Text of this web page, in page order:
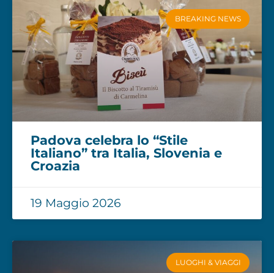
BREAKING NEWS
Padova celebra lo “Stile
Italiano” tra Italia, Slovenia e
Croazia
19 Maggio 2026
LUOGHI & VIAGGI